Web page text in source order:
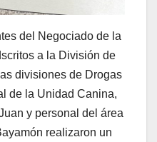
del Negociado de la
a la División de
divisiones de Drogas
de la Unidad Canina,
y personal del área
realizaron un